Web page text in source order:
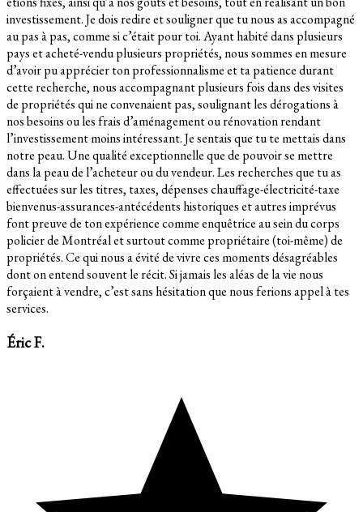
investissement. Je dois redire et souligner que tu nous as accompagné
au pas à pas, comme si c’était pour toi. Ayant habité dans plusieurs
pays et acheté-vendu plusieurs propriétés, nous sommes en mesure
d’avoir pu apprécier ton professionnalisme et ta patience durant
cette recherche, nous accompagnant plusieurs fois dans des visites
de propriétés qui ne convenaient pas, soulignant les dérogations à
nos besoins ou les frais d’aménagement ou rénovation rendant
l’investissement moins intéressant. Je sentais que tu te mettais dans
notre peau. Une qualité exceptionnelle que de pouvoir se mettre
dans la peau de l’acheteur ou du vendeur. Les recherches que tu as
effectuées sur les titres, taxes, dépenses chauffage-électricité-taxe
bienvenus-assurances-antécédents historiques et autres imprévus
font preuve de ton expérience comme enquêtrice au sein du corps
policier de Montréal et surtout comme propriétaire (toi-même) de
propriétés. Ce qui nous a évité de vivre ces moments désagréables
dont on entend souvent le récit. Si jamais les aléas de la vie nous
forçaient à vendre, c’est sans hésitation que nous ferions appel à tes
services.
Éric F.